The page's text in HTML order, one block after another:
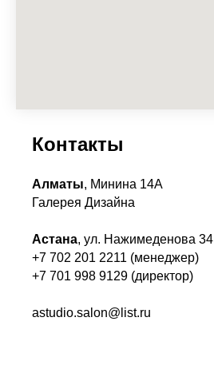
Контакты
Алматы, Минина 14А
Галерея Дизайна
Астана, ул. Нажимеденова 34
+7 702 201 2211 (менеджер)
+7 701 998 9129 (директор)
astudio.salon@list.ru